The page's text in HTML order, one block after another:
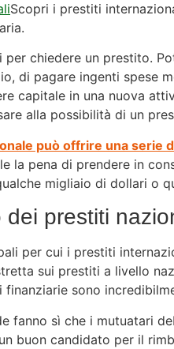
Scopri i prestiti
chiedere un prestito.
di pagare ingenti spese
capitale in una nuova
alla possibilità di un
può offrire una serie
la pena di prendere in
migliaio di dollari o
dei prestiti
per cui i prestiti
sui prestiti a livello
sono
fanno sì che i mutuatari
buon candidato per il